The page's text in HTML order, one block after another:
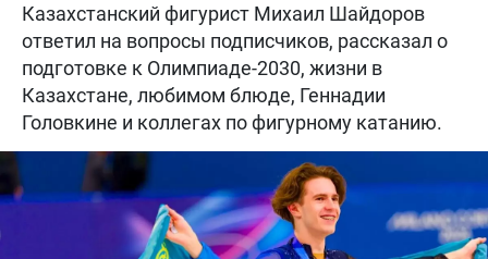
Казахстанский фигурист Михаил Шайдоров
ответил на вопросы подписчиков, рассказал о
подготовке к Олимпиаде-2030, жизни в
Казахстане, любимом блюде, Геннадии
Головкине и коллегах по фигурному катанию.